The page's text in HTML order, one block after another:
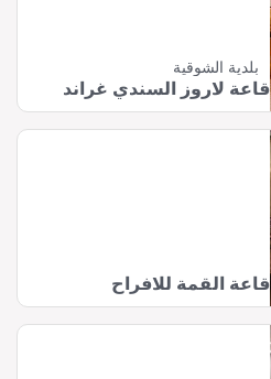
بلدية الشوقية
قاعة لاروز السندي غراند
قاعة القمة للافراح